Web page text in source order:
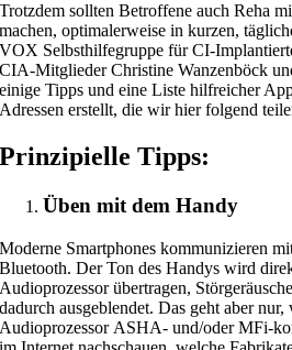
Trotzdem sollten Betroffene auch Reha
machen, optimalerweise in kurzen,
VOX Selbsthilfegruppe für CI-
CIA-Mitglieder Christine Wanzenböck
einige Tipps und eine Liste hilfreicher
Adressen erstellt, die wir hier folgend
Prinzipielle Tipps:
Üben mit dem Handy
Moderne Smartphones kommunizieren
Bluetooth. Der Ton des Handys wird
Audioprozessor übertragen,
dadurch ausgeblendet. Das geht aber
Audioprozessor ASHA- und/oder MFi-